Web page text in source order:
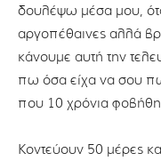
δουλέψω μέσα μου,
αργοπέθαινες αλλά
κάνουμε αυτή την
πω όσα είχα να σου
που 10 χρόνια
Κοντεύουν 50 μέρες